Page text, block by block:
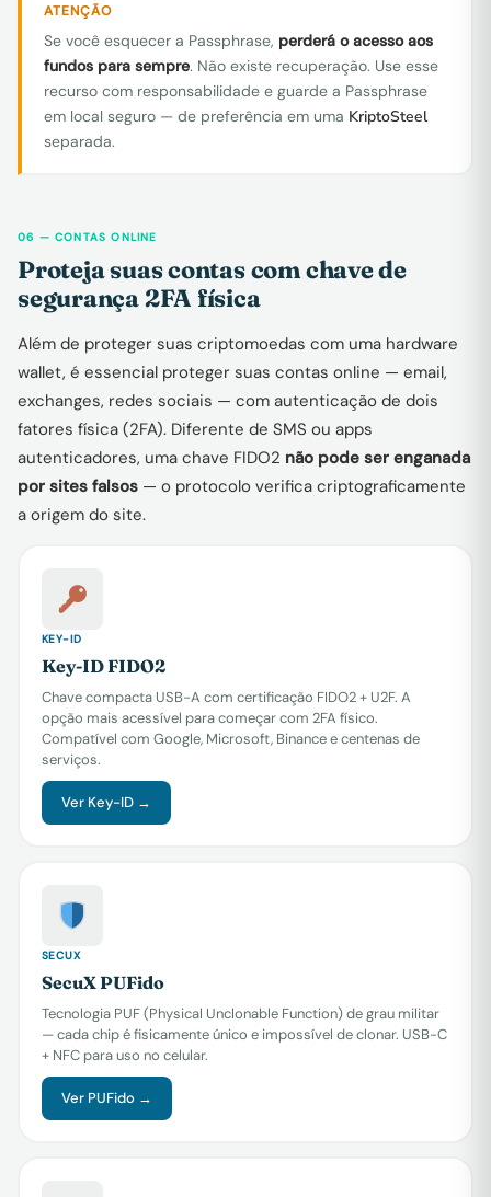
ATENÇÃO
Se você esquecer a Passphrase, perderá o acesso aos
fundos para sempre. Não existe recuperação. Use esse
recurso com responsabilidade e guarde a Passphrase
em local seguro — de preferência em uma KriptoSteel
separada.
06 — CONTAS ONLINE
Proteja suas contas com chave de
segurança 2FA física
Além de proteger suas criptomoedas com uma hardware
wallet, é essencial proteger suas contas online — email,
exchanges, redes sociais — com autenticação de dois
fatores física (2FA). Diferente de SMS ou apps
autenticadores, uma chave FIDO2 não pode ser enganada
por sites falsos — o protocolo verifica criptograficamente
a origem do site.
KEY-ID
Key-ID FIDO2
Chave compacta USB-A com certificação FIDO2 + U2F. A
opção mais acessível para começar com 2FA físico.
Compatível com Google, Microsoft, Binance e centenas de
serviços.
Ver Key-ID →
SECUX
SecuX PUFido
Tecnologia PUF (Physical Unclonable Function) de grau militar
— cada chip é fisicamente único e impossível de clonar. USB-C
+ NFC para uso no celular.
Ver PUFido →